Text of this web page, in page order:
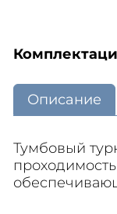
Описание
Тумбовый